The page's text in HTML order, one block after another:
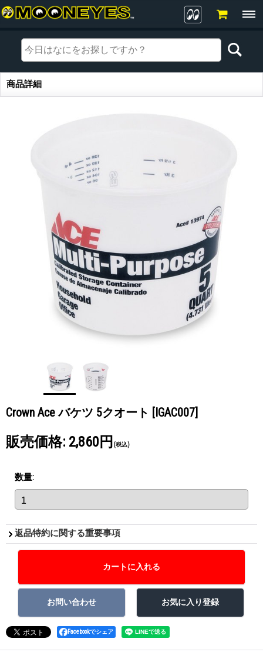
商品詳細
商品詳細
Crown Ace バケツ 5クオート [IGAC007]
販売価格: 2,860円 (税込)
数量:
返品特約に関する重要事項
Facebookでシェア